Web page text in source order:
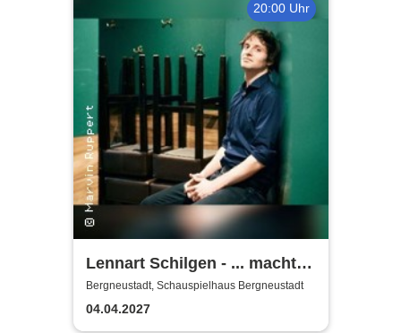
20:00 Uhr
Lennart Schilgen - ... macht
nichts! Lieder vom Schleifen
und Schleifen lassen
Bergneustadt, Schauspielhaus Bergneustadt
04.04.2027